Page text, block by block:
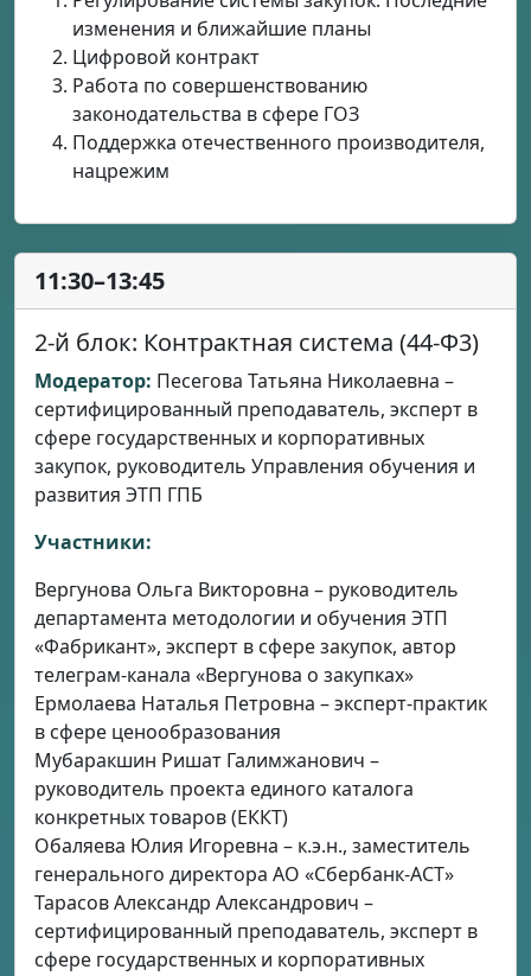
изменения и ближайшие планы
Цифровой контракт
Работа по совершенствованию
законодательства в сфере ГОЗ
Поддержка отечественного производителя,
нацрежим
11:30–13:45
2-й блок: Контрактная система (44-Ф3)
Модератор: Песегова Татьяна Николаевна –
сертифицированный преподаватель, эксперт в
сфере государственных и корпоративных
закупок, руководитель Управления обучения и
развития ЭТП ГПБ
Участники:
Вергунова Ольга Викторовна – руководитель
департамента методологии и обучения ЭТП
«Фабрикант», эксперт в сфере закупок, автор
телеграм-канала «Вергунова о закупках»
Ермолаева Наталья Петровна – эксперт-практик
в сфере ценообразования
Мубаракшин Ришат Галимжанович –
руководитель проекта единого каталога
конкретных товаров (ЕККТ)
Обаляева Юлия Игоревна – к.э.н., заместитель
генерального директора АО «Сбербанк-АСТ»
Тарасов Александр Александрович –
сертифицированный преподаватель, эксперт в
сфере государственных и корпоративных